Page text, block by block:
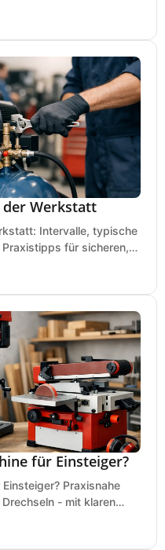
Werkstatt
Intervalle, typische
Praxistipps für sicheren,
für Einsteiger?
Praxisnahe
- mit klaren